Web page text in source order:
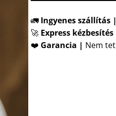
🚛 Ingyenes szállítás |
🚀 Express kézbesítés
❤️ Garancia | Nem